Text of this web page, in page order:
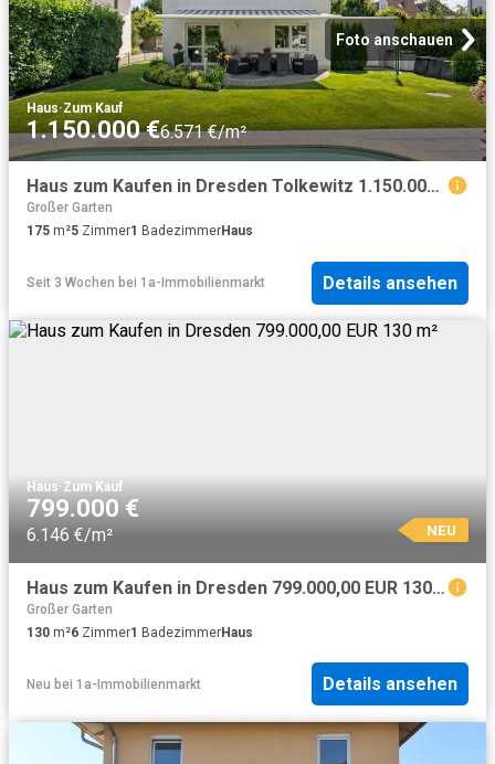
Foto anschauen
Haus·Zum Kauf
1.150.000 €6.571 €/m²
Haus zum Kaufen in Dresden Tolkewitz 1.150.000,00 EUR 175 m²
Großer Garten
175 m²5 Zimmer1 BadezimmerHaus
Seit 3 Wochen bei 1a-Immobilienmarkt Details ansehen
Haus·Zum Kauf
799.000 €
6.146 €/m² NEU
Haus zum Kaufen in Dresden 799.000,00 EUR 130 m²
Großer Garten
130 m²6 Zimmer1 BadezimmerHaus
Neu bei 1a-Immobilienmarkt Details ansehen